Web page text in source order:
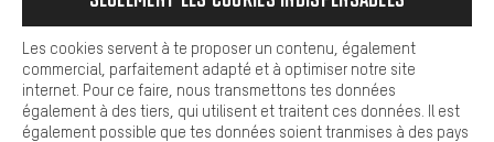
français
FR english
EN Deutsch
DE español
ES
RÉSILIER LE CONTRAT Communauté d'Aix-la-Chapelle
facilement aux questions.
Cookies de base
Les cookies de base garantissent que tu puisses utiliser les
fonctions de notre site web.
Les cookies servent à te proposer un contenu, également
commercial, parfaitement adapté et à optimiser notre site
internet. Pour ce faire, nous transmettons tes données
également à des tiers, qui utilisent et traitent ces données. Il est
également possible que tes données soient tranmises à des pays